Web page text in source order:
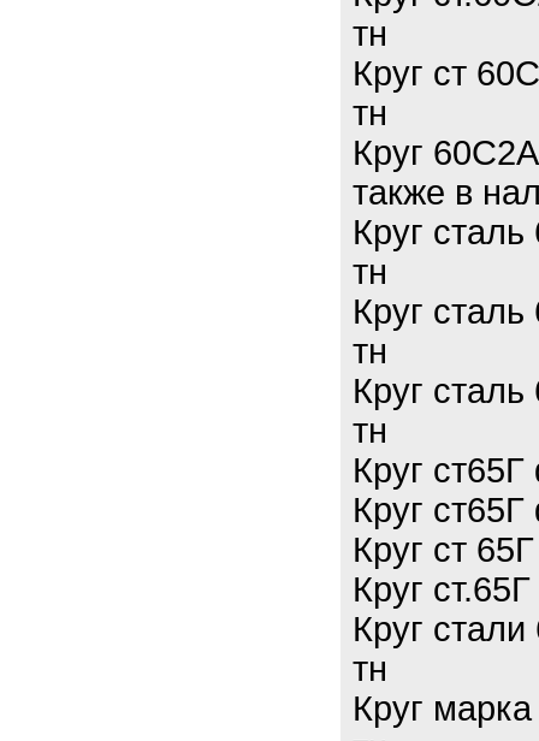
тн
Круг ст
тн
Круг
также в
Круг
тн
Круг
тн
Круг
тн
Круг
Круг
Круг ст
Круг
Круг
тн
Круг